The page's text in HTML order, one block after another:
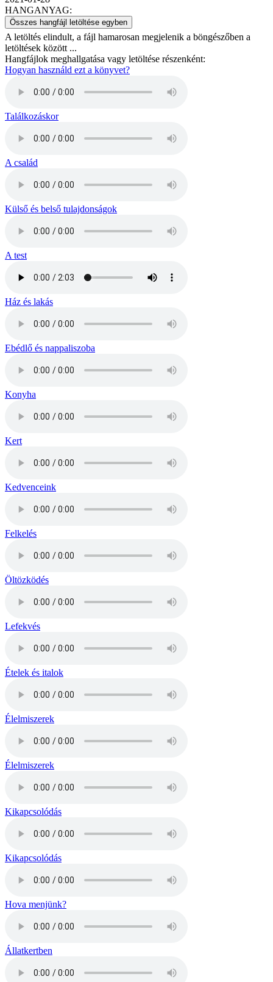
HANGANYAG:
Összes hangfájl letöltése egyben
A letöltés elindult, a fájl hamarosan megjelenik a böngészőben a
letöltések között ...
Hangfájlok meghallgatása vagy letöltése részenként:
Hogyan használd ezt a könyvet?
Találkozáskor
A család
Külső és belső tulajdonságok
A test
Ház és lakás
Ebédlő és nappaliszoba
Konyha
Kert
Kedvenceink
Felkelés
Öltözködés
Lefekvés
Ételek és italok
Élelmiszerek
Élelmiszerek
Kikapcsolódás
Kikapcsolódás
Hova menjünk?
Állatkertben